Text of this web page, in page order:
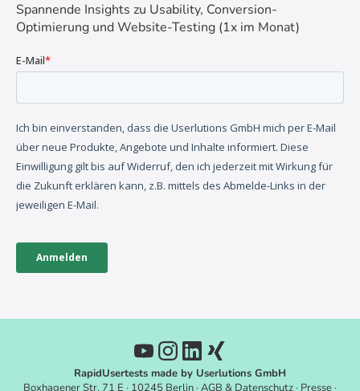
Spannende Insights zu Usability, Conversion-
Optimierung und Website-Testing (1x im Monat)
RapidUsertests made by Userlutions GmbH
Boxhagener Str. 71 E · 10245 Berlin · AGB & Datenschutz· Presse·